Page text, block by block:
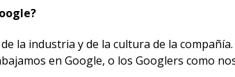
la industria y de la cultura de la
en Google, o los Googlers como